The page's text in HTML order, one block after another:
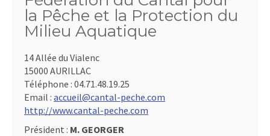
la Pêche et la Protection du
Milieu Aquatique
14 Allée du Vialenc
15000 AURILLAC
Téléphone : 04.71.48.19.25
Email : accueil@cantal-peche.com
http://www.cantal-peche.com
Président : M. GEORGER